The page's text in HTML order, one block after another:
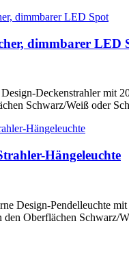
dimmbarer LED
Deckenstrahler mit
Schwarz/Weiß oder
Hängeleuchte
Design-Pendelleuchte
Oberflächen Schwarz/